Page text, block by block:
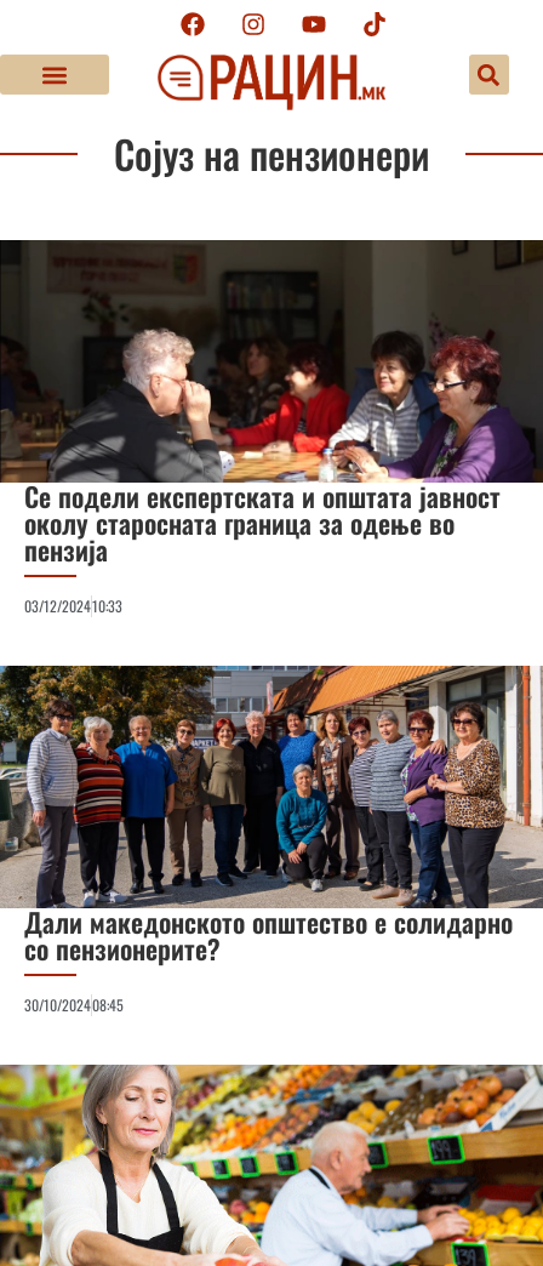
Сојуз на пензионери
Се подели експертската и општата јавност
околу старосната граница за одење во
пензија
03/12/202410:33
Дали македонското општество е солидарно
со пензионерите?
30/10/202408:45